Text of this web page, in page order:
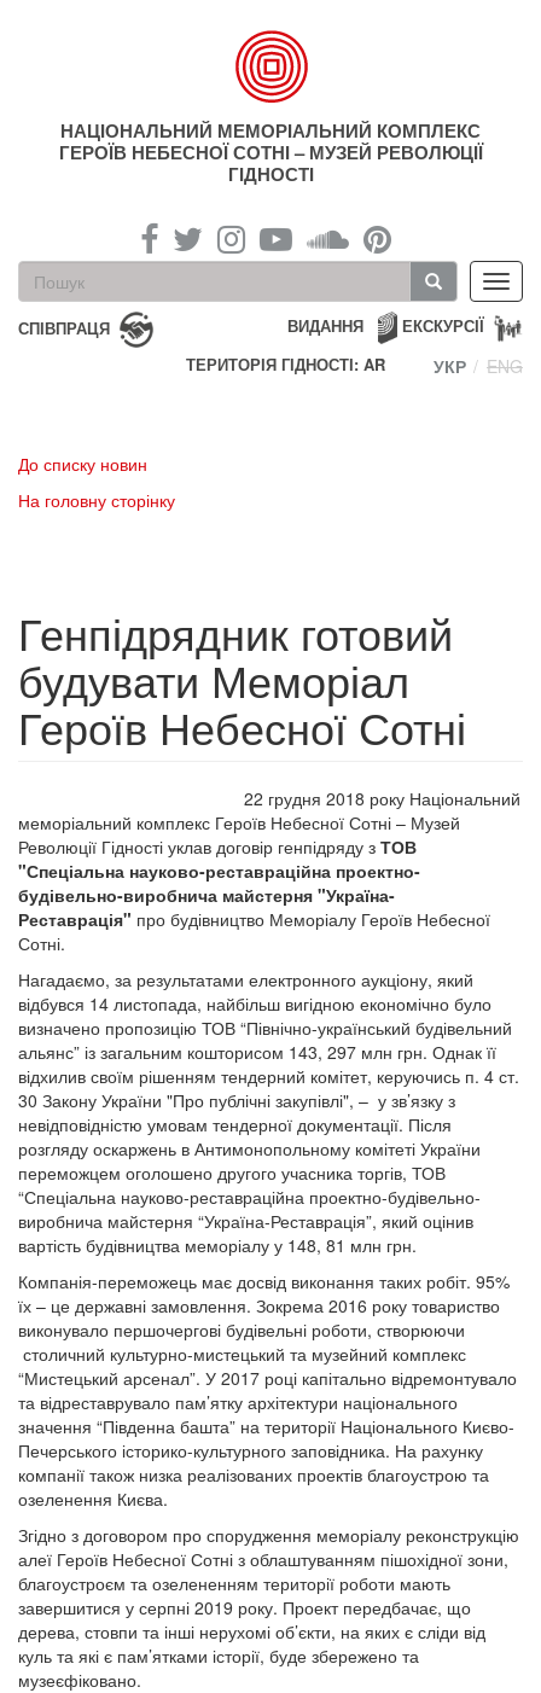
НАЦІОНАЛЬНИЙ МЕМОРІАЛЬНИЙ КОМПЛЕКС
ГЕРОЇВ НЕБЕСНОЇ СОТНІ – МУЗЕЙ РЕВОЛЮЦІЇ
ГІДНОСТІ
Пошукова
форма
Пошук
СПІВПРАЦЯ ЕКСКУРСІЇ
ВИДАННЯ
ТЕРИТОРІЯ ГІДНОСТІ: AR
УКР ENG
До списку новин
На головну сторінку
Генпідрядник готовий
будувати Меморіал
Героїв Небесної Сотні
22 грудня 2018 року Національний
меморіальний комплекс Героїв Небесної Сотні – Музей
Революції Гідності уклав договір генпідряду з ТОВ
"Спеціальна науково-реставраційна проектно-
будівельно-виробнича майстерня "Україна-
Реставрація" про будівництво Меморіалу Героїв Небесної
Сотні.
Нагадаємо, за результатами електронного аукціону, який
відбувся 14 листопада, найбільш вигідною економічно було
визначено пропозицію ТОВ “Північно-український будівельний
альянс” із загальним кошторисом 143, 297 млн грн. Однак її
відхилив своїм рішенням тендерний комітет, керуючись п. 4 ст.
30 Закону України "Про публічні закупівлі", – у зв’язку з
невідповідністю умовам тендерної документації. Після
розгляду оскаржень в Антимонопольному комітеті України
переможцем оголошено другого учасника торгів, ТОВ
“Спеціальна науково-реставраційна проектно-будівельно-
виробнича майстерня “Україна-Реставрація”, який оцінив
вартість будівництва меморіалу у 148, 81 млн грн.
Компанія-переможець має досвід виконання таких робіт. 95%
їх – це державні замовлення. Зокрема 2016 року товариство
виконувало першочергові будівельні роботи, створюючи
столичний культурно-мистецький та музейний комплекс
“Мистецький арсенал”. У 2017 році капітально відремонтувало
та відреставрувало пам’ятку архітектури національного
значення “Південна башта” на території Національного Києво-
Печерського історико-культурного заповідника. На рахунку
компанії також низка реалізованих проектів благоустрою та
озеленення Києва.
Згідно з договором про спорудження меморіалу реконструкцію
алеї Героїв Небесної Сотні з облаштуванням пішохідної зони,
благоустроєм та озелененням території роботи мають
завершитися у серпні 2019 року. Проект передбачає, що
дерева, стовпи та інші нерухомі об’єкти, на яких є сліди від
куль та які є пам’ятками історії, буде збережено та
музеєфіковано.